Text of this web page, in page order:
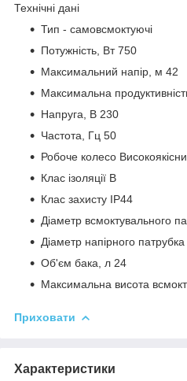
Технічні дані
Тип - самовсмоктуючі
Потужність, Вт 750
Максимальний напір, м 42
Максимальна
Напруга, В 230
Частота, Гц 50
Робоче колесо
Клас ізоляції В
Клас захисту IP44
Діаметр всмоктувального
Діаметр напірного
Об'єм бака, л 24
Максимальна висота
Приховати
Характеристики